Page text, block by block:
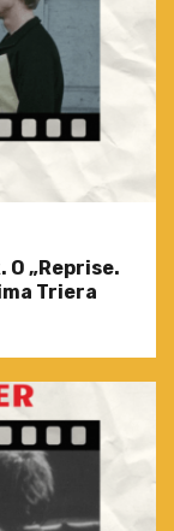
O „Reprise.
Triera